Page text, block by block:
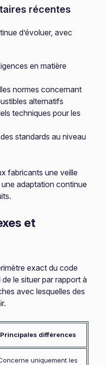
récentes
d’évoluer, avec
en matière
normes concernant
alternatifs
techniques pour les
standards au niveau
fabricants une veille
adaptation continue
et
exact du code
le situer par rapport à
avec lesquelles des
Principales différences
uniquement les